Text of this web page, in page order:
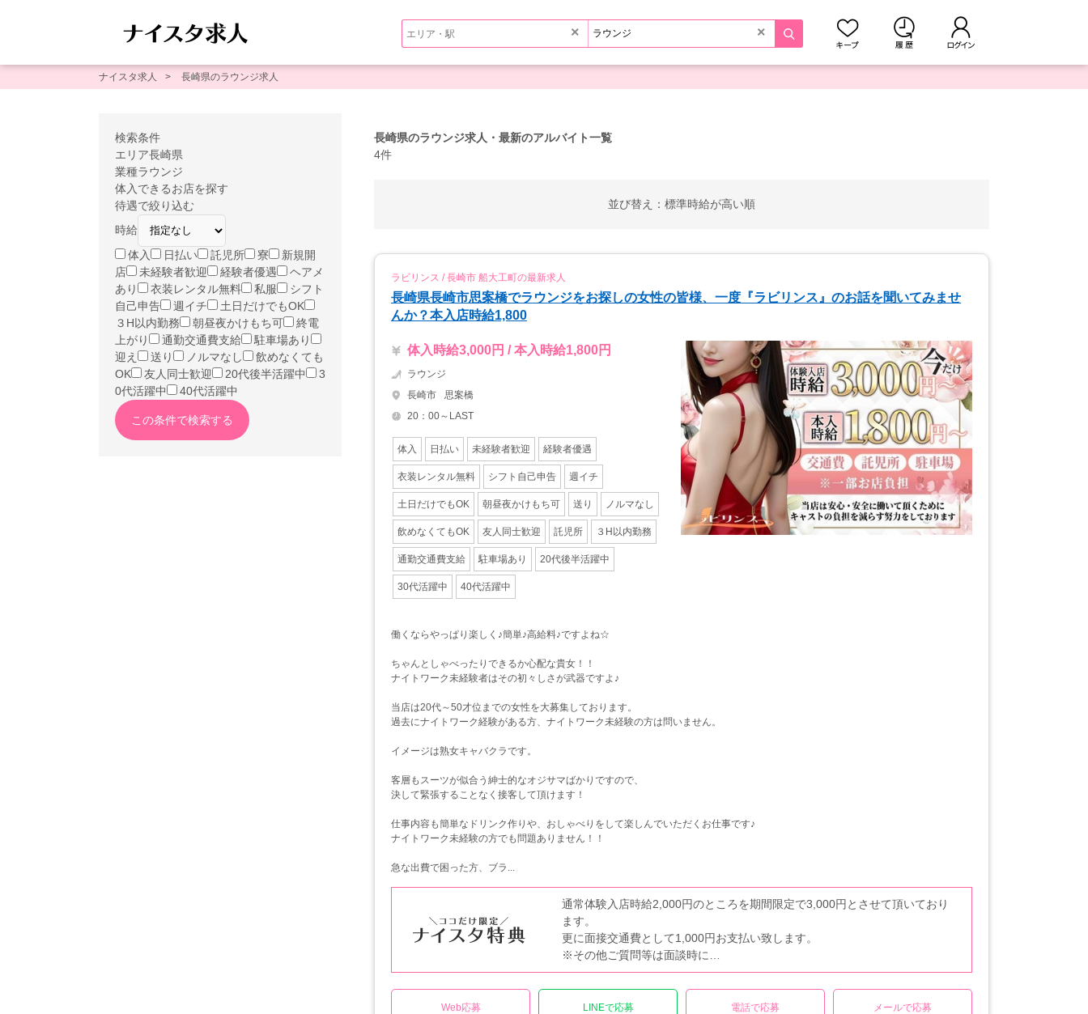
× ×
ナイスタ求人 長崎県のラウンジ求人
長崎県のラウンジ求人・最新のアルバイト一覧
4件
並び替え： 標準時給が高い順
ラビリンス / 長崎市 船大工町の最新求人
長崎県長崎市思案橋でラウンジをお探しの女性の皆様、一度『ラビリンス』のお話を聞いてみませ
んか？本入店時給1,800
体入時給3,000円 / 本入時給1,800円
ラウンジ
長崎市
思案橋
20：00～LAST
体入 日払い 未経験者歓迎 経験者優遇
衣装レンタル無料 シフト自己申告 週イチ
土日だけでもOK 朝昼夜かけもち可 送り ノルマなし
飲めなくてもOK 友人同士歓迎 託児所 ３H以内勤務
通勤交通費支給 駐車場あり 20代後半活躍中
30代活躍中 40代活躍中
働くならやっぱり楽しく♪簡単♪高給料♪ですよね☆
ちゃんとしゃべったりできるか心配な貴女！！
ナイトワーク未経験者はその初々しさが武器ですよ♪
当店は20代～50才位までの女性を大募集しております。
過去にナイトワーク経験がある方、ナイトワーク未経験の方は問いません。
イメージは熟女キャバクラです。
客層もスーツが似合う紳士的なオジサマばかりですので、
決して緊張することなく接客して頂けます！
仕事内容も簡単なドリンク作りや、おしゃべりをして楽しんでいただくお仕事です♪
ナイトワーク未経験の方でも問題ありません！！
急な出費で困った方、ブラ...
通常体験入店時給2,000円のところを期間限定で3,000円とさせて頂いており
ます。
更に面接交通費として1,000円お支払い致します。
※その他ご質問等は面談時に…
Web応募 LINEで応募 電話で応募 メールで応募
検索条件
エリア長崎県
業種ラウンジ
体入できるお店を探す
待遇で絞り込む
時給
体入
日払い 託児所 寮
新規開
店
未経験者歓迎 経験者優遇
ヘアメ
あり
衣装レンタル無料 私服
シフト
自己申告
週イチ
土日だけでもOK
３H以内勤務
朝昼夜かけもち可
終電
上がり
通勤交通費支給
駐車場あり
迎え
送り ノルマなし
飲めなくても
OK
友人同士歓迎 20代後半活躍中
3
0代活躍中
40代活躍中